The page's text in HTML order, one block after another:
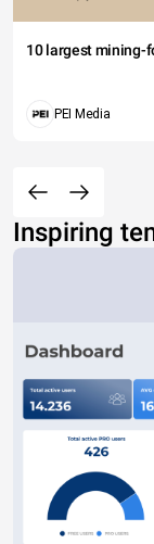
10 largest mining-
PEI Media
Inspiring